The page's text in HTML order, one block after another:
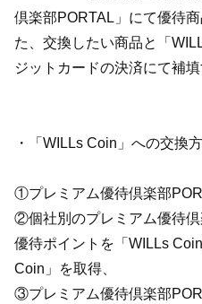
倶楽部PORTAL」にて優待
た、交換したい商品と「
ジットカードの決済にて補填
・「WILLs Coin」への交換
①プレミアム優待倶楽部
②個社別のプレミアム優待
優待ポイントを「WILLs
Coin」を取得、
③プレミアム優待倶楽部